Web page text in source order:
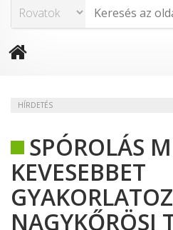
HÍRDETÉS
SPÓROLÁS
KEVESEBBET
NAGYKŐRÖSI